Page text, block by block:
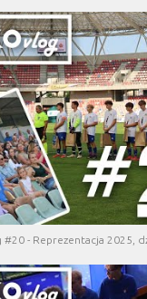
#20 - Reprezentacja 2025,